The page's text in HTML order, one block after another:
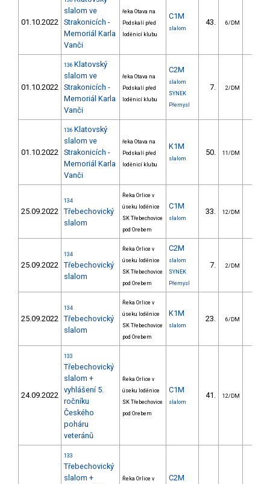
01.10.2022
slalom ve
Strakonicích -
Memoriál Karla
Vanči
řeka Otava na
Podskalí před
loděnicí klubu
C1M
slalom
43. 6/DM
01.10.2022
136 Klatovský
slalom ve
Strakonicích -
Memoriál Karla
Vanči
řeka Otava na
Podskalí před
loděnicí klubu
C2M
slalom
SYNEK
Přemysl
7. 2/DM
01.10.2022
136 Klatovský
slalom ve
Strakonicích -
Memoriál Karla
Vanči
řeka Otava na
Podskalí před
loděnicí klubu
K1M
slalom
50. 11/DM
25.09.2022
134
Třebechovický
slalom
Řeka Orlice v
úseku loděnice
SK Třebechovice
pod Orebem
C1M
slalom
33. 12/DM
25.09.2022
134
Třebechovický
slalom
Řeka Orlice v
úseku loděnice
SK Třebechovice
pod Orebem
C2M
slalom
SYNEK
Přemysl
7. 2/DM
25.09.2022
134
Třebechovický
slalom
Řeka Orlice v
úseku loděnice
SK Třebechovice
pod Orebem
K1M
slalom
23. 6/DM
24.09.2022
133
Třebechovický
slalom +
vyhlášení 5.
ročníku
Českého
poháru
veteránů
Řeka Orlice v
úseku loděnice
SK Třebechovice
pod Orebem
C1M
slalom
41. 12/DM
133
Třebechovický
slalom +
Řeka Orlice v
C2M